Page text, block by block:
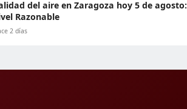
del aire en Zaragoza hoy 5 de agosto:
Razonable
2 días